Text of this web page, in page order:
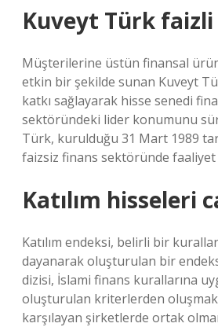
Kuveyt Türk faizli
Müşterilerine üstün finansal
etkin bir şekilde sunan Kuveyt
katkı sağlayarak hisse senedi
sektöründeki lider konumunu
Türk, kurulduğu 31 Mart 1989
faizsiz finans sektöründe
Katılım hisseleri
Katılım endeksi, belirli bir
dayanarak oluşturulan bir
dizisi, İslami finans kurallarına
oluşturulan kriterlerden
karşılayan şirketlerde ortak